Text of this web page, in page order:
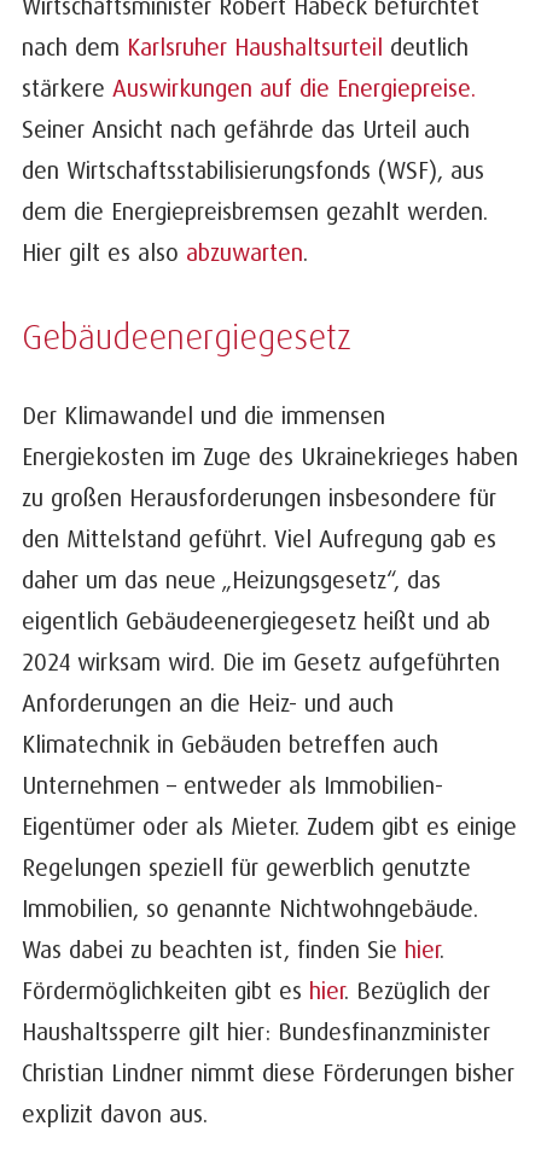
nach dem Karlsruher Haushaltsurteil deutlich
stärkere Auswirkungen auf die Energiepreise.
Seiner Ansicht nach gefährde das Urteil auch
den Wirtschaftsstabilisierungsfonds (WSF), aus
dem die Energiepreisbremsen gezahlt werden.
Hier gilt es also abzuwarten.
Gebäudeenergiegesetz
Der Klimawandel und die immensen
Energiekosten im Zuge des Ukrainekrieges haben
zu großen Herausforderungen insbesondere für
den Mittelstand geführt. Viel Aufregung gab es
daher um das neue „Heizungsgesetz“, das
eigentlich Gebäudeenergiegesetz heißt und ab
2024 wirksam wird. Die im Gesetz aufgeführten
Anforderungen an die Heiz- und auch
Klimatechnik in Gebäuden betreffen auch
Unternehmen – entweder als Immobilien-
Eigentümer oder als Mieter. Zudem gibt es einige
Regelungen speziell für gewerblich genutzte
Immobilien, so genannte Nichtwohngebäude.
Was dabei zu beachten ist, finden Sie hier.
Fördermöglichkeiten gibt es hier. Bezüglich der
Haushaltssperre gilt hier: Bundesfinanzminister
Christian Lindner nimmt diese Förderungen bisher
explizit davon aus.